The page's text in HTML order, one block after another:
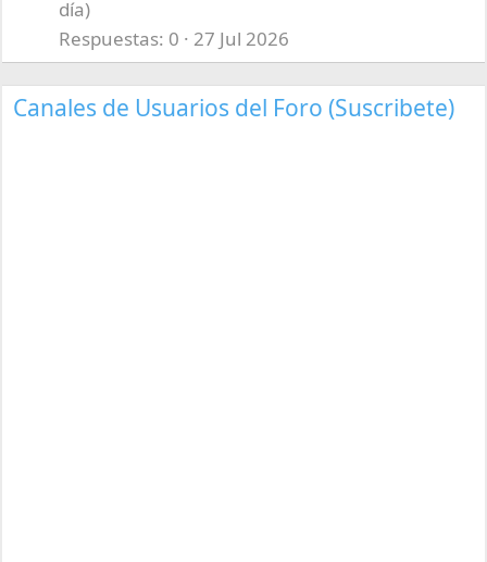
día)
Respuestas 0 27 Jul 2026
Canales de Usuarios del Foro (Suscribete)